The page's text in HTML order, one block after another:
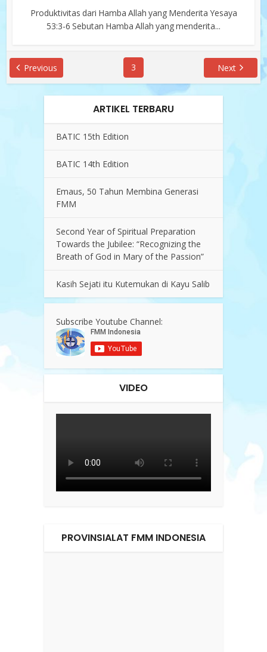
Produktivitas dari Hamba Allah yang Menderita Yesaya
53:3-6 Sebutan Hamba Allah yang menderita...
Previous 3 Next
ARTIKEL TERBARU
BATIC 15th Edition
BATIC 14th Edition
Emaus, 50 Tahun Membina Generasi
FMM
Second Year of Spiritual Preparation
Towards the Jubilee: “Recognizing the
Breath of God in Mary of the Passion”
Kasih Sejati itu Kutemukan di Kayu Salib
Subscribe Youtube Channel:
VIDEO
PROVINSIALAT FMM INDONESIA